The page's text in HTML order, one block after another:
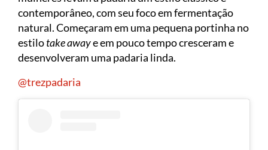
contemporâneo, com seu foco em fermentação
natural. Começaram em uma pequena portinha no
estilotake awaye em pouco tempo cresceram e
desenvolveram uma padaria linda.
@trezpadaria